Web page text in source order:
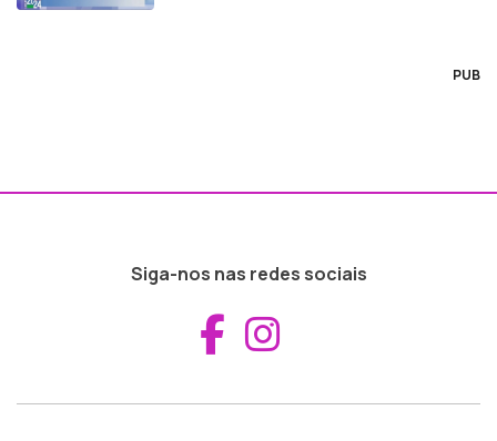
PUB
Siga-nos nas redes sociais
Aceder ao